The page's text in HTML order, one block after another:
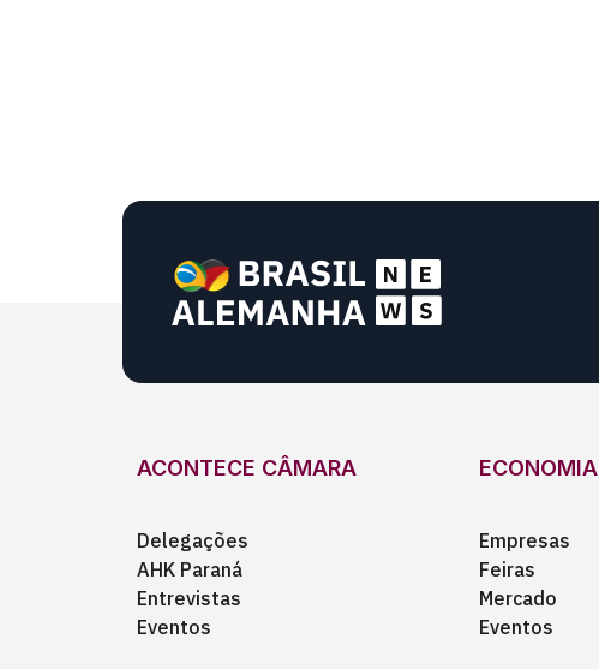
ACONTECE CÂMARA
Delegações
AHK Paraná
Entrevistas
Eventos
ECONOMIA
Empresas
Feiras
Mercado
Eventos